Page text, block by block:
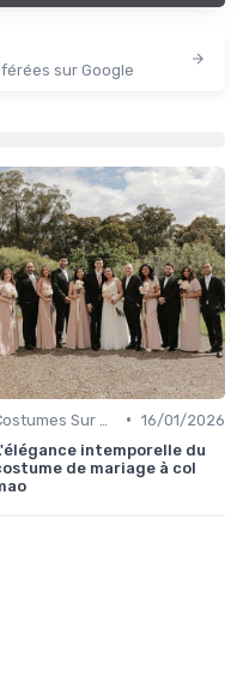
sur Google
• 16/01/2026
intemporelle du
de mariage à col